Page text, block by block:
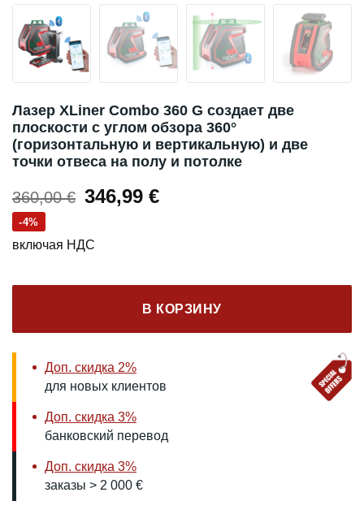
Лазер XLiner Combo 360 G создает две
плоскости с углом обзора 360°
(горизонтальную и вертикальную) и две
точки отвеса на полу и потолке
360,00€ Первоначальная
составляла
346,99 €Текущая
-4%
включая НДС
В КОРЗИНУ
Доп. скидка 2%
для новых клиентов
Доп. скидка 3%
банковский перевод
Доп. скидка 3%
заказы > 2 000 €